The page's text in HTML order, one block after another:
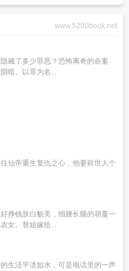
www.5200book.net
藏了多少罪恶？恐怖离奇的命案
暗。以罪为名...
仙帝重生复仇之心，他要前世人个
挣钱肤白貌美，细腰长腿的胡蔓一
女。替姐嫁给...
生活平淡如水，可是电话里的一声